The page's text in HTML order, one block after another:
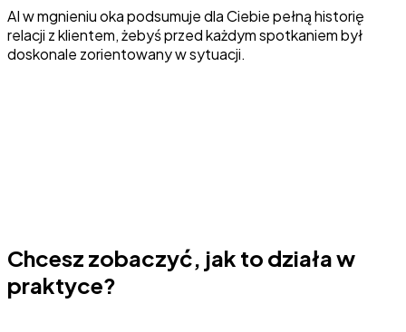
AI w mgnieniu oka podsumuje dla Ciebie pełną historię
relacji z klientem, żebyś przed każdym spotkaniem był
doskonale zorientowany w sytuacji.
Chcesz zobaczyć, jak to działa w
praktyce?